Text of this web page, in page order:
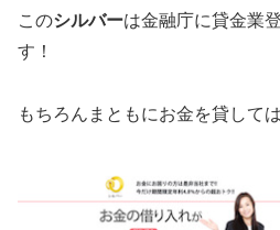
このシルバーは金融庁に貸金業
す！
もちろんまともにお金を貸して